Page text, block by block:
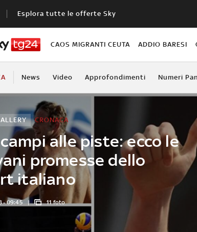
Esplora tutte le offerte Sky
CAOS MIGRANTI CEUTA ADDIO BARESI
News Video Approfondimenti Numeri
alle piste: ecco le
promesse dello
italiano
CRONACA
- 09:45 11 foto